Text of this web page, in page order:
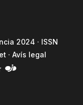
2024 · ISSN
·Avís legal